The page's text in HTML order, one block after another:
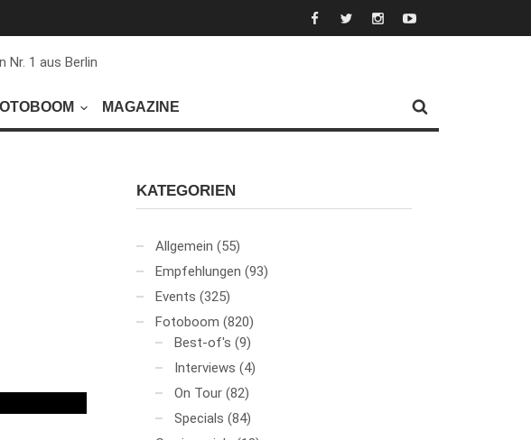
MAGAZINE
KATEGORIEN
Allgemein (55)
Empfehlungen (93)
Events (325)
Fotoboom (820)
Best-of's (9)
Interviews (4)
On Tour (82)
Specials (84)